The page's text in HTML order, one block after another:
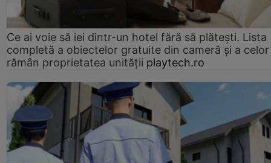
Ce ai voie să iei dintr-un hotel fără să plătești. Lista
completă a obiectelor gratuite din cameră și a
rămân proprietatea unității playtech.ro